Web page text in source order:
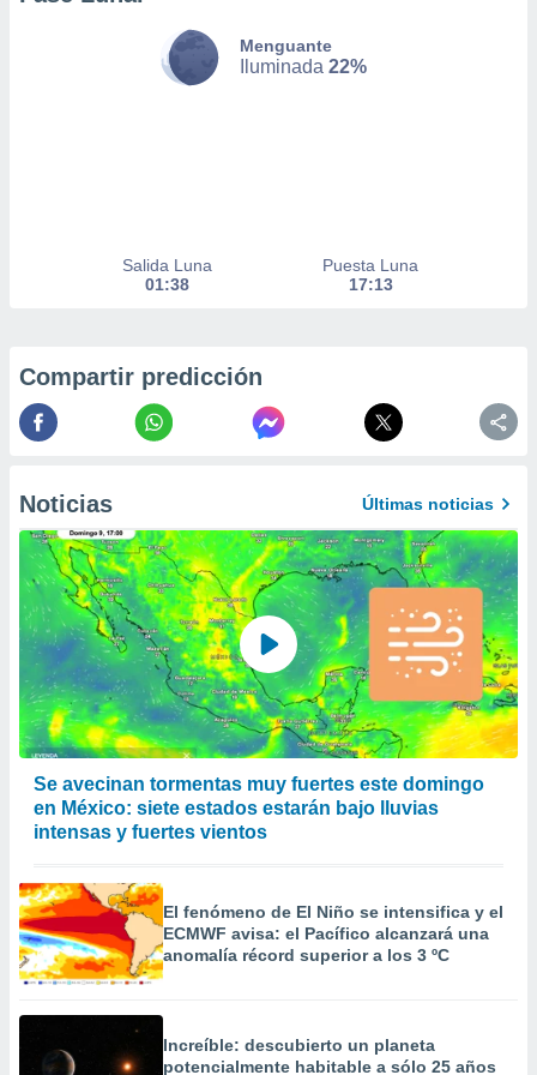
traten tus
a lo que
u
datos
momento
en
en
de
un
o acceder
datos
perfiles
utilizar
Menguante
Iluminada 22%
Salida Luna
01:38
Puesta Luna
17:13
Compartir predicción
Noticias Últimas noticias
Se avecinan tormentas muy fuertes este domingo
en México: siete estados estarán bajo lluvias
intensas y fuertes vientos
El fenómeno de El Niño se intensifica y el
ECMWF avisa: el Pacífico alcanzará una
anomalía récord superior a los 3 ºC
Increíble: descubierto un planeta
potencialmente habitable a sólo 25 años